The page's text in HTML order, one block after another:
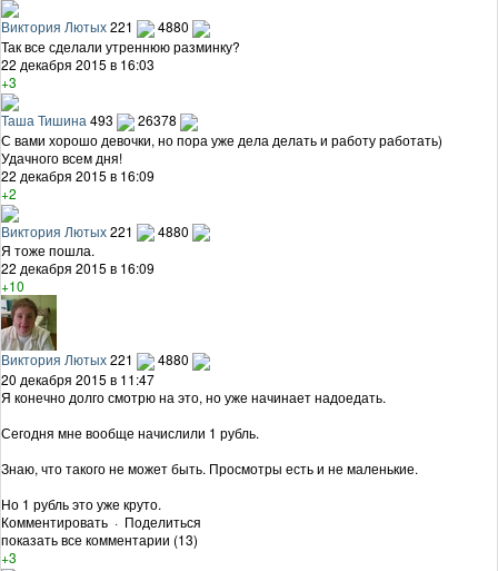
Виктория Лютых221
4880
Так все сделали утреннюю разминку?
22 декабря 2015 в 16:03
+3
Таша Тишина 493
26378
С вами хорошо девочки, но пора уже дела делать и работу работать)
Удачного всем дня!
22 декабря 2015 в 16:09
+2
Виктория Лютых221
4880
Я тоже пошла.
22 декабря 2015 в 16:09
+10
Виктория Лютых221
4880
20 декабря 2015 в 11:47
Я конечно долго смотрю на это, но уже начинает надоедать.
Сегодня мне вообще начислили 1 рубль.
Знаю, что такого не может быть. Просмотры есть и не маленькие.
Но 1 рубль это уже круто.
Комментировать · Поделиться
показать все комментарии (13)
+3